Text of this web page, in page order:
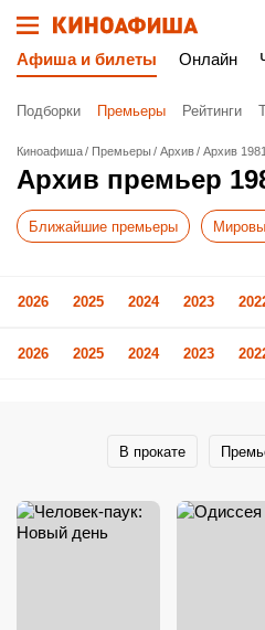
Афиша и билеты Онлайн
Подборки Премьеры Рейтинги
Киноафиша Премьеры Архив Архив 1981
Архив премьер
Ближайшие премьеры
2026 2025 2024 2023
2026 2025 2024 2023
В прокате